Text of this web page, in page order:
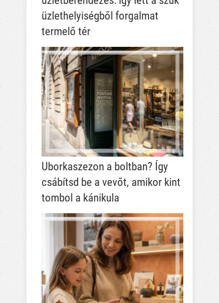
üzlethelyiségből forgalmat
termelő tér
Uborkaszezon a boltban? Így
csábítsd be a vevőt, amikor kint
tombol a kánikula